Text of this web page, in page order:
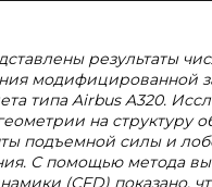
результаты
модифицированной
типа Airbus A320.
на структуру
подъемной силы и
С помощью метода
(CFD) показано,